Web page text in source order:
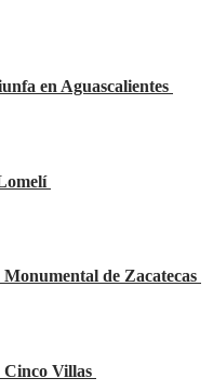
en Aguascalientes
de Zacatecas
Cinco Villas